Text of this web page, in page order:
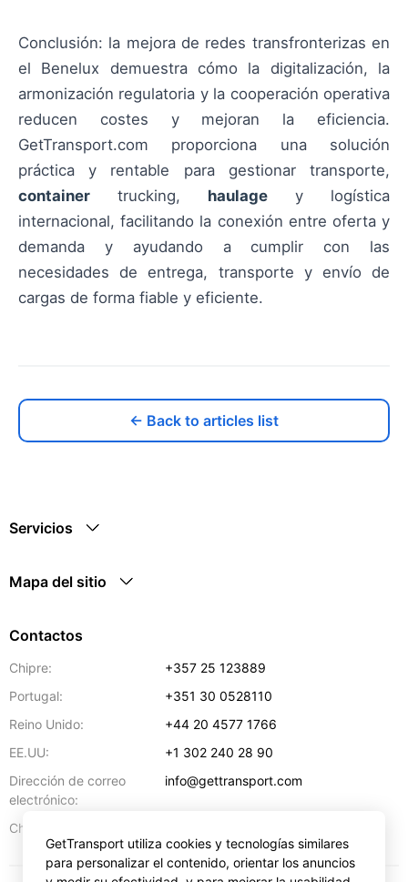
Conclusión: la mejora de redes transfronterizas en
el Benelux demuestra cómo la digitalización, la
armonización regulatoria y la cooperación operativa
reducen costes y mejoran la eficiencia.
GetTransport.com proporciona una solución
práctica y rentable para gestionar transporte,
container trucking, haulage y logística
internacional, facilitando la conexión entre oferta y
demanda y ayudando a cumplir con las
necesidades de entrega, transporte y envío de
cargas de forma fiable y eficiente.
← Back to articles list
Servicios
Mapa del sitio
Contactos
Chipre:
+357 25 123889
Portugal:
+351 30 0528110
Reino Unido:
+44 20 4577 1766
EE.UU:
+1 302 240 28 90
Dirección de correo
electrónico:
info@gettransport.com
Chipre:
GetTransport utiliza cookies y tecnologías similares
para personalizar el contenido, orientar los anuncios